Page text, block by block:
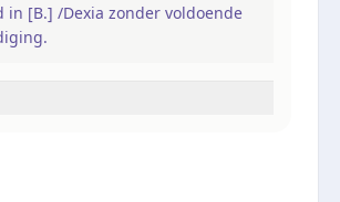
in [B.] /Dexia zonder voldoende